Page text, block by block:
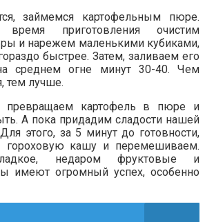
займемся картофельным пюре.
приготовления очистим
и нарежем маленькими кубиками,
быстрее. Затем, заливаем его
среднем огне минут 30-40. Чем
тем лучше.
превращаем картофель в пюре и
А пока придадим сладости нашей
этого, за 5 минут до готовности,
гороховую кашу и перемешиваем.
недаром фруктовые и
имеют огромный успех, особенно